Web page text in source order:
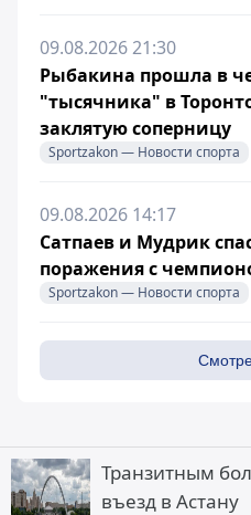
Транзитным
въезд в Астану